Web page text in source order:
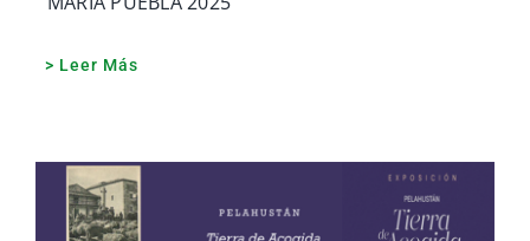
> Leer Más